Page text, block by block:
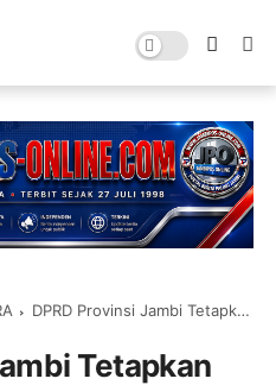
DPRD Provinsi Jambi Tetapkan Empat Ranperda Inisiatif Jadi Perda
Tetapkan